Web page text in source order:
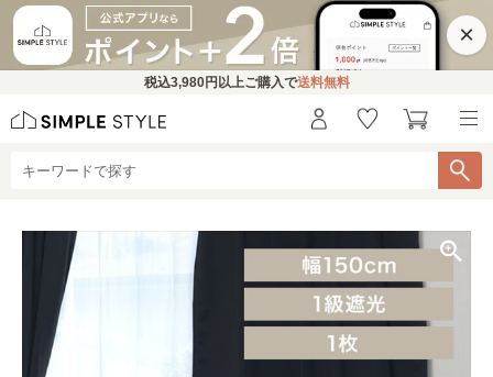
×
税込3,980円 以上ご購入で送料無料